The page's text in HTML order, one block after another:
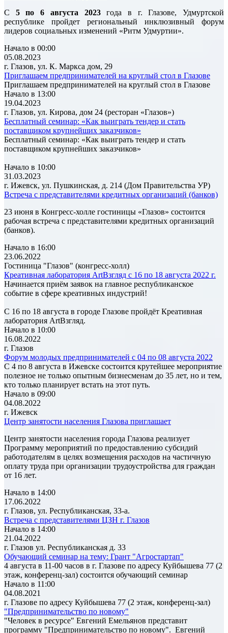
С 5 по 6 августа 2023года в г. Глазове, Удмуртской
республике пройдет региональный инклюзивный форум
лидеров социальных изменений «Ритм Удмуртии».
Начало в 00:00
05.08.2023
г. Глазов, ул. К. Маркса дом, 29
Приглашаем предпринимателей на круглый стол в Глазове
Приглашаем предпринимателей на круглый стол в Глазове
Начало в 13:00
19.04.2023
г. Глазов, ул. Кирова, дом 24 (ресторан «Глазов»)
Бесплатный семинар: «Как выиграть тендер и стать
поставщиком крупнейших заказчиков»
Бесплатный семинар: «Как выиграть тендер и стать
поставщиком крупнейших заказчиков»
Начало в 10:00
31.03.2023
г. Ижевск, ул. Пушкинская, д. 214 (Дом Правительства УР)
Встреча с представителями кредитных организаций (банков)
23 июня в Конгресс-холле гостиницы «Глазов» состоится
рабочая встреча с представителями кредитных организаций
(банков).
Начало в 16:00
23.06.2022
Гостиница "Глазов" (конгресс-холл)
Креативная лаборатория ArtВзгляд с 16 по 18 августа 2022 г.
Начинается приём заявок на главное республиканское
событие в сфере креативных индустрий!
С 16 по 18 августа в городе Глазове пройдёт Креативная
лаборатория ArtВзгляд.
Начало в 10:00
16.08.2022
г. Глазов
Форум молодых предпринимателей с 04 по 08 августа 2022
С 4 по 8 августа в Ижевске состоится крутейшее мероприятие
полезное не только опытным бизнесменам до 35 лет, но и тем,
кто только планирует встать на этот путь.
Начало в 09:00
04.08.2022
г. Ижевск
Центр занятости населения Глазова приглашает
Центр занятости населения города Глазова реализует
Программу мероприятий по предоставлению субсидий
работодателям в целях возмещения расходов на частичную
оплату труда при организации трудоустройства для граждан
от 16 лет.
Начало в 14:00
17.06.2022
г. Глазов, ул. Республиканская, 33-а.
Встреча с представителями ЦЗН г. Глазов
Начало в 14:00
21.04.2022
г. Глазов ул. Республиканская д. 33
Обучающий семинар на тему: Грант "Агростартап"
4 августа в 11-00 часов в г. Глазове по адресу Куйбышева 77 (2
этаж, конференц-зал) состоится обучающий семинар
Начало в 11:00
04.08.2021
г. Глазове по адресу Куйбышева 77 (2 этаж, конференц-зал)
"Предпринимательство по новому"
"Человек в ресурсе" Евгений Емельянов представит
программу "Предпринимательство по новому". Евгений